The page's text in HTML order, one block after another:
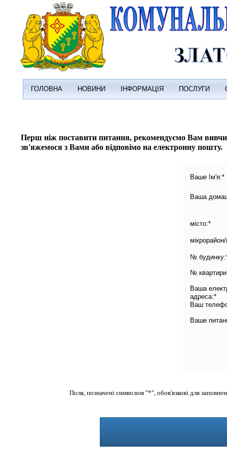
Перш ніж поставити питання, рекомендуємо Вам
зв'яжемося з Вами або відповімо на електронну пошту.
Ваше Ім'я:*
Ваша
місто:*
№
№
Ваша
адреса:*
Ваш
Ваше
Поля, позначені символом "*", обов'язкові для
ГОЛОВНА НОВИНИ ІНФОРМАЦІЯ ПОСЛУГИ